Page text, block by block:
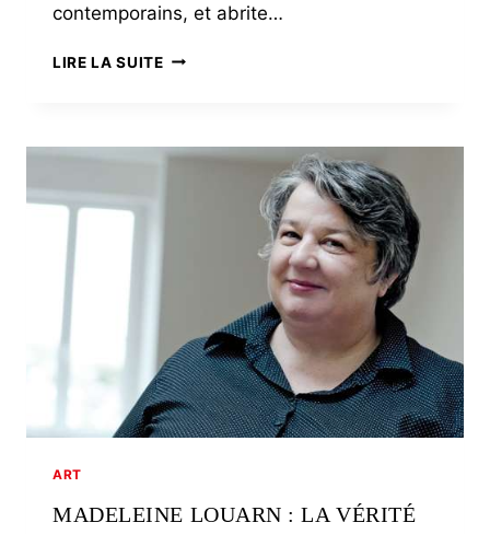
contemporains, et abrite…
LIRE LA SUITEFRAÎCHEUR,
AU
DÉPARTEMENTAL
ART
MADELEINE LOUARN : LA VÉRITÉ